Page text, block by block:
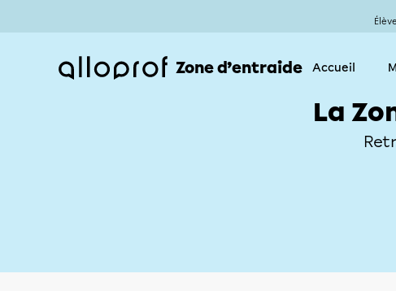
Zone d’entraide Accueil
La